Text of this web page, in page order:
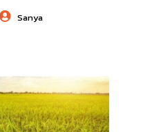
Sanya